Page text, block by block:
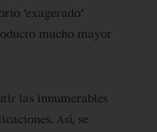
‘exagerado’
mucho mayor
las innumerables
Así, se